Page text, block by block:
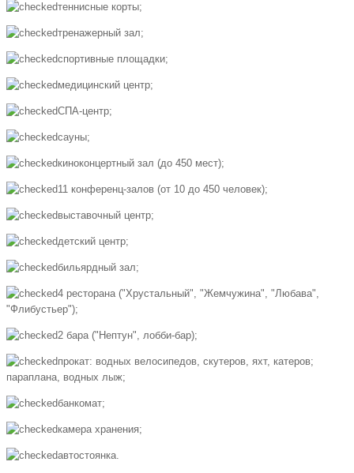
теннисные корты;
тренажерный зал;
спортивные площадки;
медицинский центр;
СПА-центр;
сауны;
киноконцертный зал (до 450 мест);
11 конференц-залов (от 10 до 450 человек);
выставочный центр;
детский центр;
бильярдный зал;
4 ресторана ("Хрустальный", "Жемчужина", "Любава",
"Флибустьер");
2 бара ("Нептун", лобби-бар);
прокат: водных велосипедов, скутеров, яхт, катеров;
параплана, водных лыж;
банкомат;
камера хранения;
автостоянка.